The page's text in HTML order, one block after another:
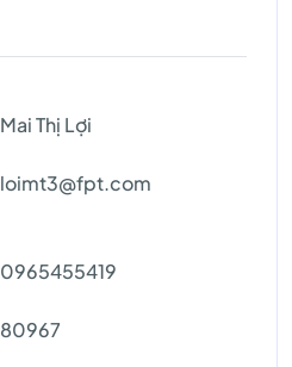
Mai Thị Lợi
loimt3@fpt.com
0965455419
80967